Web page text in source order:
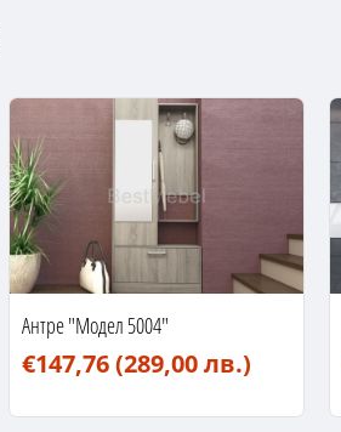
Антре "Модел 5004"
€147,76(289,00 лв.)